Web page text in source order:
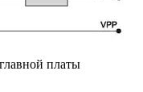
платы